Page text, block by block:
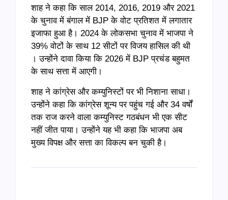
शाह ने कहा कि साल 2014, 2016, 2019 और 2021
के चुनाव में बंगाल में BJP के वोट प्रतिशत में लगातार
इजाफा हुआ है। 2024 के लोकसभा चुनाव में भाजपा ने
39% वोटों के साथ 12 सीटों पर विजय हासिल की थी
। उन्होंने दावा किया कि 2026 में BJP प्रचंड बहुमत
के साथ सत्ता में आएगी।
शाह ने कांग्रेस और कम्युनिस्टों पर भी निशाना साधा।
उन्होंने कहा कि कांग्रेस शून्य पर पहुंच गई और 34 वर्षों
तक राज करने वाला कम्युनिस्ट गठबंधन भी एक सीट
नहीं जीत पाया। उन्होंने यह भी कहा कि भाजपा अब
मुख्य विपक्ष और सत्ता का विकल्प बन चुकी है।